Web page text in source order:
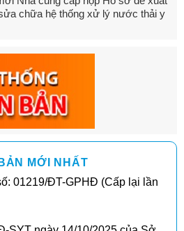
chữa hệ thống xử lý nước thải y
MỚI NHẤT
01219/ĐT-GPHĐ (Cấp lại lần